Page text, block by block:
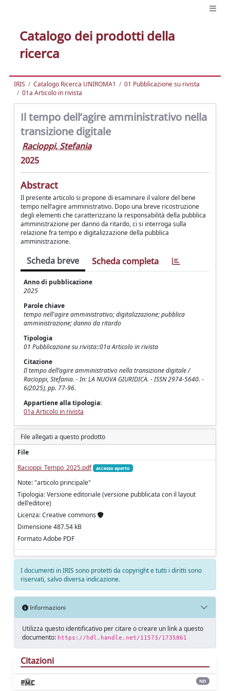
Catalogo dei prodotti della
ricerca
IRIS Catalogo Ricerca UNIROMA1
01 Pubblicazione su rivista
01a Articolo in rivista
Il tempo dell’agire amministrativo nella
transizione digitale
Racioppi, Stefania
2025
Abstract
Il presente articolo si propone di esaminare il valore del bene
tempo nell’agire amministrativo. Dopo una breve ricostruzione
degli elementi che caratterizzano la responsabilità della pubblica
amministrazione per danno da ritardo, ci si interroga sulla
relazione fra tempo e digitalizzazione della pubblica
amministrazione.
Scheda breve Scheda completa
Anno di pubblicazione
2025
Parole chiave
tempo nell'agire amministrativo; digitalizzazione; pubblica
amministrazione; danno da ritardo
Tipologia
01 Pubblicazione su rivista::01a Articolo in rivista
Citazione
Il tempo dell’agire amministrativo nella transizione digitale /
Racioppi, Stefania. - In: LA NUOVA GIURIDICA. - ISSN 2974-5640. -
6(2025), pp. 77-96.
Appartiene alla tipologia:
01a Articolo in rivista
File allegati a questo prodotto
File
Racioppi_Tempo_2025.pdf
accesso aperto
Note: "articolo principale"
Tipologia: Versione editoriale (versione pubblicata con il layout
dell'editore)
Licenza: Creative commons
Dimensione 487.54 kB
Formato Adobe PDF
I documenti in IRIS sono protetti da copyright e tutti i diritti sono
riservati, salvo diversa indicazione.
Informazioni
Utilizza questo identificativo per citare o creare un link a questo
documento: https://hdl.handle.net/11573/1735861
Citazioni
ND